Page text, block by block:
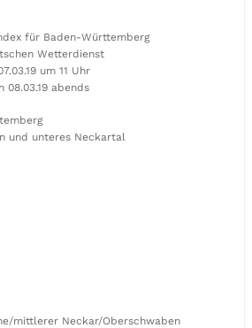
für Baden-Württemberg
Wetterdienst
um 11 Uhr
08.03.19 abends
und unteres Neckartal
mittlerer Neckar/Oberschwaben